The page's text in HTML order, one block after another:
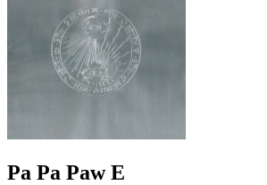
Pa Pa PawE